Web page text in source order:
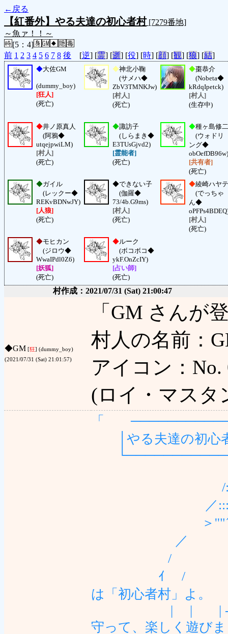
←戻る
【紅番外】やる夫達の初心者村[7279番地]
～魚ァ！！～
[5：4]
前 1 2 3 4 5 6 7 8 後 [逆] [霊] [逝] [役] [時] [顔] [観] [狼] [結]
◆大佐GM
(dummy_boy)
[狂人]
(死亡)
◆神北小鞠
(サメハ◆
ZbV3TMNKJw)
[村人]
(死亡)
◆棗恭介
(Nobeta◆
kRdqIpetck)
[村人]
(生存中)
◆井ノ原真人
(阿鴉◆
utqejpwiLM)
[村人]
(死亡)
◆諏訪子
(しらまき◆
E3TUsGjvd2)
[霊能者]
(死亡)
◆種ヶ島修二
(ウォドリ
ング◆
obOefDB96w)
[共有者]
(死亡)
◆ガイル
(レックー◆
REKvBDNwJY)
[人狼]
(死亡)
◆できない子
(伽羅◆
73/4b.G9ms)
[村人]
(死亡)
◆綾崎ハヤテ
(でっちゃ
ん◆
[村人]
(死亡)
◆モヒカン
(ジロウ◆
WwaIPdl0Z6)
[妖狐]
(死亡)
◆ルーク
(ボコボコ◆
ykF.OnZcIY)
[占い師]
(死亡)
村作成：2021/07/31 (Sat) 21:00:47
◆GM [狂] (dummy_boy)
(2021/07/31 (Sat) 21:01:57)
「GM さんが
村人の名前：
アイコン：
(ロイ・マスタ
「
│やる夫達の初
/::::::｀ﾞ'
／:::::::::::::::::::
＞''"´￣
／
/
ｲ / ;' ,ハ
は「初心者村」よ。
| | | ‐-/
守って、楽しく遊び